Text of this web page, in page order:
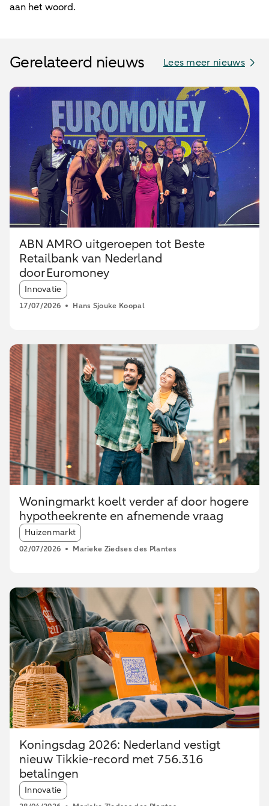
aan het woord.
Gerelateerd nieuws Lees meer nieuws
ABN AMRO uitgeroepen tot Beste
Retailbank van Nederland
door Euromoney
Article tags:
Innovatie
17/07/2026 Hans Sjouke Koopal
Woningmarkt koelt verder af door hogere
hypotheekrente en afnemende vraag
Article tags:
Huizenmarkt
02/07/2026 Marieke Ziedses des Plantes
Koningsdag 2026: Nederland vestigt
nieuw Tikkie-record met 756.316
betalingen
Article tags:
Innovatie